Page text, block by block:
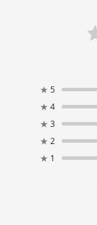
★ 5
★ 4
★ 3
★ 2
★ 1